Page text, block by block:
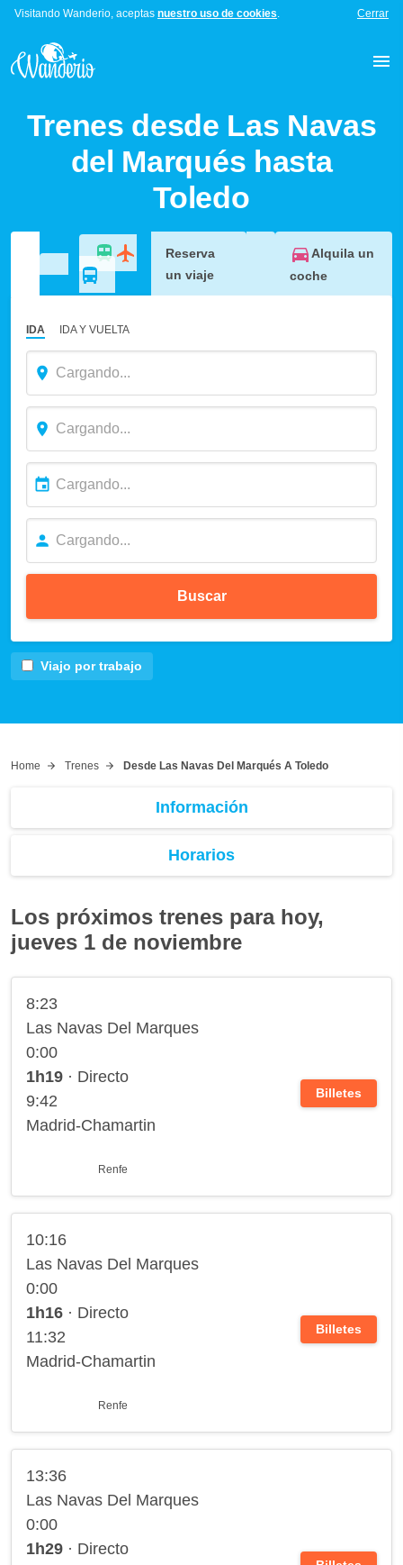
Visitando Wanderio, aceptas nuestro uso de cookies. Cerrar
Trenes desde Las Navas
del Marqués hasta
Toledo
Reserva
un viaje
Alquila un
coche
IDA IDA Y VUELTA
Buscar
Viajo por trabajo
Home Trenes Desde Las Navas Del Marqués A Toledo
Información
Horarios
Los próximos trenes para hoy,
jueves 1 de noviembre
8:23
Las Navas Del Marques
0:00
1h19 · Directo
9:42
Madrid-Chamartin
Renfe
Billetes
10:16
Las Navas Del Marques
0:00
1h16 · Directo
11:32
Madrid-Chamartin
Renfe
Billetes
13:36
Las Navas Del Marques
0:00
1h29 · Directo